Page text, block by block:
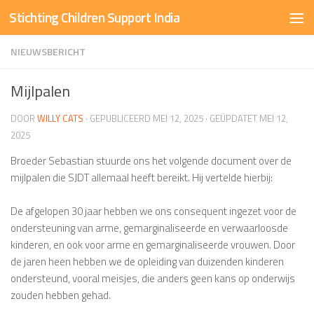
Doorgaan naar inhoud
Stichting Children Support India
NIEUWSBERICHT
Mijlpalen
DOOR WILLY CATS · GEPUBLICEERD MEI 12, 2025 · GEÜPDATET MEI 12,
2025
Broeder Sebastian stuurde ons het volgende document over de
mijlpalen die SJDT allemaal heeft bereikt. Hij vertelde hierbij:
De afgelopen 30 jaar hebben we ons consequent ingezet voor de
ondersteuning van arme, gemarginaliseerde en verwaarloosde
kinderen, en ook voor arme en gemarginaliseerde vrouwen. Door
de jaren heen hebben we de opleiding van duizenden kinderen
ondersteund, vooral meisjes, die anders geen kans op onderwijs
zouden hebben gehad.